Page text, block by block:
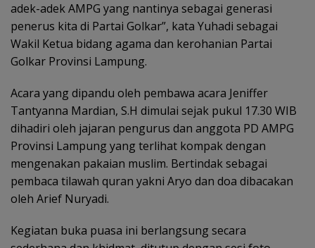
adek-adek AMPG yang nantinya sebagai generasi
penerus kita di Partai Golkar”, kata Yuhadi sebagai
Wakil Ketua bidang agama dan kerohanian Partai
Golkar Provinsi Lampung.
Acara yang dipandu oleh pembawa acara Jeniffer
Tantyanna Mardian, S.H dimulai sejak pukul 17.30 WIB
dihadiri oleh jajaran pengurus dan anggota PD AMPG
Provinsi Lampung yang terlihat kompak dengan
mengenakan pakaian muslim. Bertindak sebagai
pembaca tilawah quran yakni Aryo dan doa dibacakan
oleh Arief Nuryadi.
Kegiatan buka puasa ini berlangsung secara